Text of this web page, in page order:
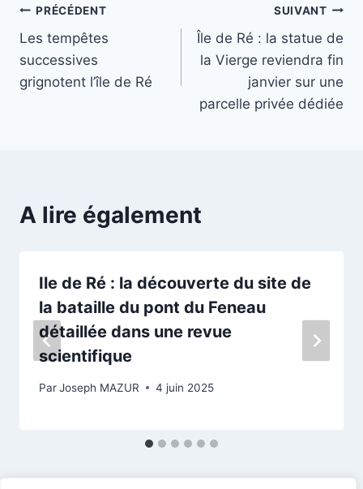
Navigation
de
l’article
PRÉCÉDENT
Les tempêtes
successives
grignotent l’île de Ré
SUIVANT
Île de Ré : la statue de
la Vierge reviendra fin
janvier sur une
parcelle privée dédiée
A lire également
Ile de Ré : la découverte du site de
la bataille du pont du Feneau
détaillée dans une revue
scientifique
ParJoseph MAZUR 4 juin 2025